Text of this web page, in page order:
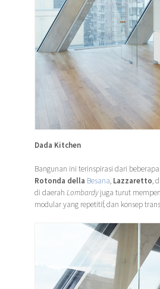
Dada Kitchen
Bangunan ini terinspirasi dari
Rotonda della Besana, Lazzaretto,
di daerah Lombardyjuga turut
modular yang repetitif, dan konsep